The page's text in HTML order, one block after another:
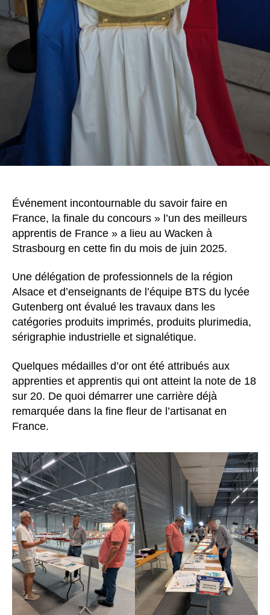
Événement incontournable du savoir faire en
France, la finale du concours » l’un des meilleurs
apprentis de France » a lieu au Wacken à
Strasbourg en cette fin du mois de juin 2025.
Une délégation de professionnels de la région
Alsace et d’enseignants de l’équipe BTS du lycée
Gutenberg ont évalué les travaux dans les
catégories produits imprimés, produits plurimedia,
sérigraphie industrielle et signalétique.
Quelques médailles d’or ont été attribués aux
apprenties et apprentis qui ont atteint la note de 18
sur 20. De quoi démarrer une carrière déjà
remarquée dans la fine fleur de l’artisanat en
France.